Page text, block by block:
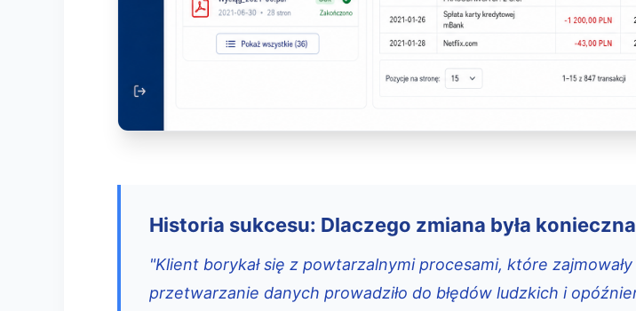
Historia sukcesu: Dlaczego zmiana była
"Klient borykał się z powtarzalnymi procesami, które
przetwarzanie danych prowadziło do błędów ludzkich i